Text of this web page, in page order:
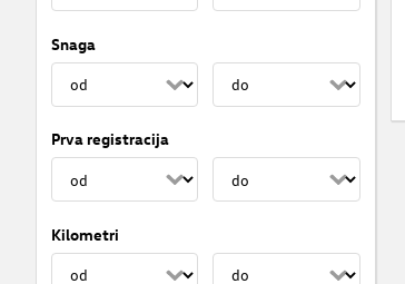
Snaga
Prva registracija
Kilometri